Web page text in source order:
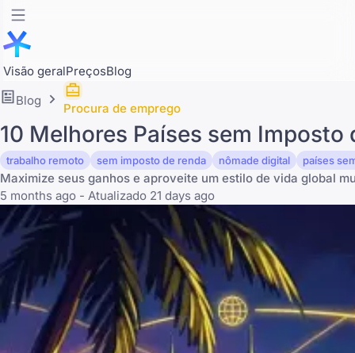
Visão geralPreçosBlog
Blog
Procura de emprego
10 Melhores Países sem
trabalho remoto sem imposto de renda nômade digital países
Maximize seus ganhos e aproveite um estilo de vida global
5 months ago - Atualizado 21 days ago